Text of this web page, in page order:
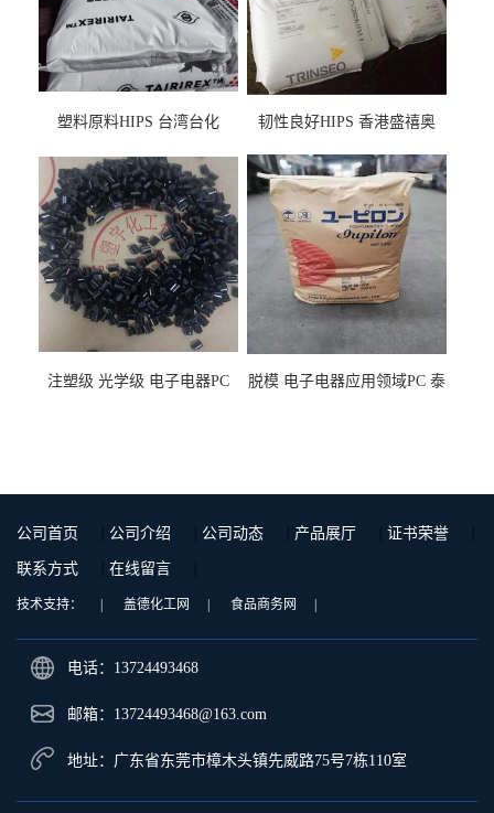
塑料原料HIPS 台湾台化
用料
韧性良好HIPS 香港盛禧奥
注塑级 光学级 电子电器PC
脱模 电子电器应用领域PC 泰
公司首页 | 公司介绍 | 公司动态 | 产品展厅 | 证书荣誉 |
联系方式 | 在线留言 |
技术支持： | 盖德化工网 | 食品商务网 |
电话：13724493468
邮箱： 13724493468@163.com
地址：广东省东莞市樟木头镇先威路75号7栋110室